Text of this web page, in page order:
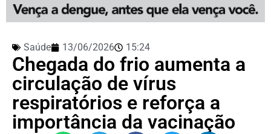
Saúde 13/06/2026 15:24
Chegada do frio aumenta a
circulação de vírus
respiratórios e reforça a
importância da vacinação